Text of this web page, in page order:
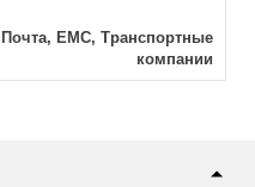
Почта, ЕМС, Транспортные
компании